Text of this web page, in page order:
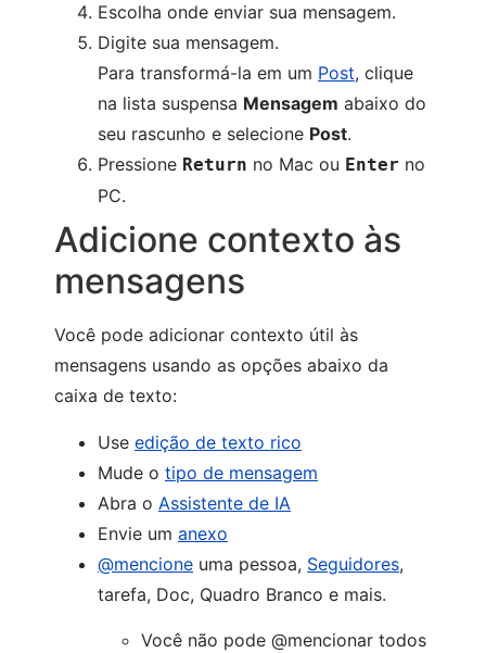
Escolha onde enviar sua mensagem.
Digite sua mensagem.
Para transformá-la em um Post, clique
na lista suspensa Mensagem abaixo do
seu rascunho e selecione Post.
Pressione Return no Mac ou Enter no
PC.
Adicione contexto às
mensagens
Você pode adicionar contexto útil às
mensagens usando as opções abaixo da
caixa de texto:
Use edição de texto rico
Mude o tipo de mensagem
Abra o Assistente de IA
Envie um anexo
@mencione uma pessoa, Seguidores,
tarefa, Doc, Quadro Branco e mais.
Você não pode @mencionar todos